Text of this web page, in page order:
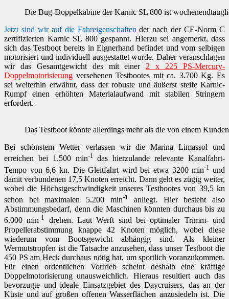
Die Bug-Doppelkabine der Karnic SL 800 ist
Jetzt sind wir auf die Fahreigenschaftender nach der CE-Norm C
zertifizierten Karnic SL 800 gespannt. Hierzu sei angemerkt, dass
sich das Testboot bereits in Eignerhand befindet und vom selbigen
motorisiert und individuell ausgestattet wurde. Daher veranschlagen
wir das Gesamtgewicht des mit einer2 x 225 PS-Mercury-
Doppelmotorisierung versehenen Testbootes mit ca. 3.700 Kg. Es
sei weiterhin erwähnt, dass der robuste und äußerst steife Karnic-
Rumpf einen erhöhten Materialaufwand mit stabilen Stringern
erfordert.
Das Testboot könnte allerdings mehr als die von einem
Bei schönstem Wetter verlassen wir die Marina Limassol und
erreichen bei 1.500 min-1 das hierzulande relevante Kanalfahrt-
Tempo von 6,6 kn. Die Gleitfahrt wird bei etwa 3200 min-1und
damit verbundenen 17,5 Knoten erreicht. Dann geht es zügig weiter,
wobei die Höchstgeschwindigkeit unseres Testbootes von 39,5 kn
schon bei maximalen 5.200 min-1 anliegt. Hier besteht also
Abstimmungsbedarf, denn die Maschinen könnten durchaus bis zu
6.000 min-1
drehen. Laut Werft sind bei optimaler Trimm- und
Propellerabstimmung knappe 42 Knoten möglich, wobei diese
wiederum vom Bootsgewicht abhängig sind. Als kleiner
Wermutstropfen ist die Tatsache anzusehen, dass unser Testboot die
450 PS am Heck durchaus nötig hat, um sportlich voranzukommen.
Für einen ordentlichen Vortrieb scheint deshalb eine kräftige
Doppelmotorisierung unausweichlich. Hieraus resultiert auch das
bevorzugte und ideale Einsatzgebiet des Daycruisers, das an der
Küste und auf großen offenen Wasserflächen anzusiedeln ist. Die